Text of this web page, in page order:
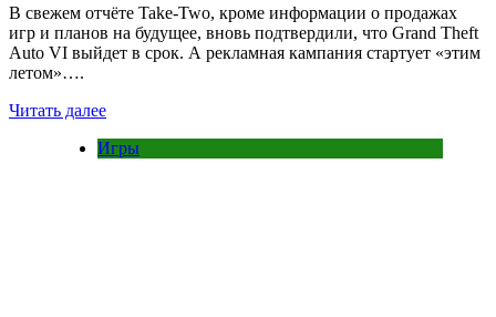
В свежем отчёте Take-Two, кроме информации о продажах
игр и планов на будущее, вновь подтвердили, что Grand Theft
Auto VI выйдет в срок. А рекламная кампания стартует «этим
летом»….
Читать далее
Игры